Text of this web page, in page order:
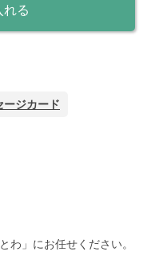
れる
ージカード
わ」にお任せください。